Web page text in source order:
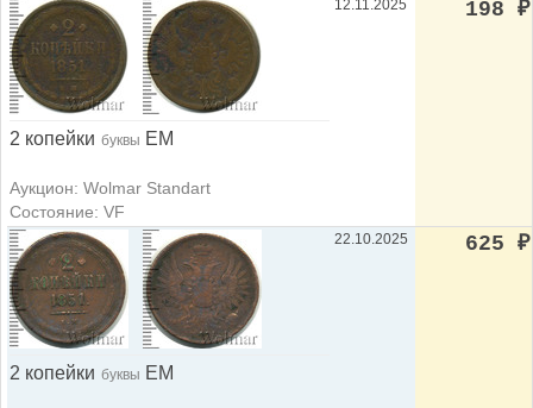
2 копейки буквы ЕМ
Аукцион: Wolmar Standart
Состояние: VF
12.11.2025 198 ₽
2 копейки буквы ЕМ
22.10.2025 625 ₽